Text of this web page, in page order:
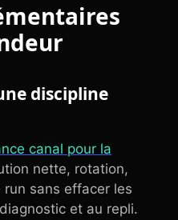
discipline
canal pour la
nette, rotation,
sans effacer les
et au repli.